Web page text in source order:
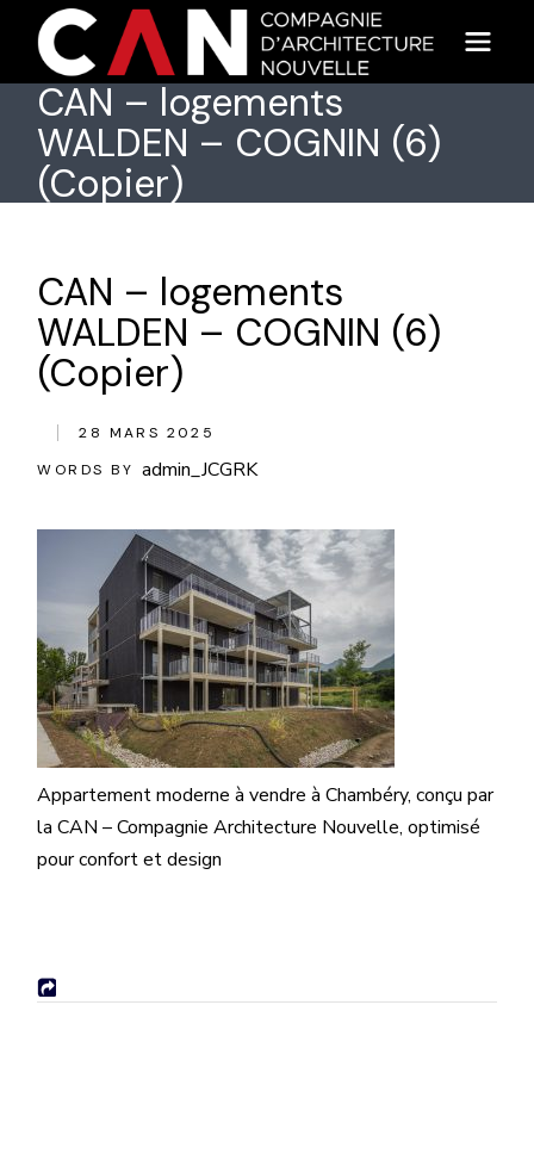
content
CAN – logements
WALDEN – COGNIN (6)
(Copier)
CAN – logements
WALDEN – COGNIN (6)
(Copier)
28 MARS 2025
WORDS BY admin_JCGRK
Appartement moderne à vendre à Chambéry, conçu par
la CAN – Compagnie Architecture Nouvelle, optimisé
pour confort et design